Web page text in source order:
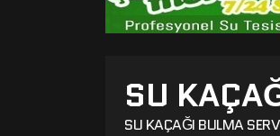
SU
SU KAÇAĞI BULMA